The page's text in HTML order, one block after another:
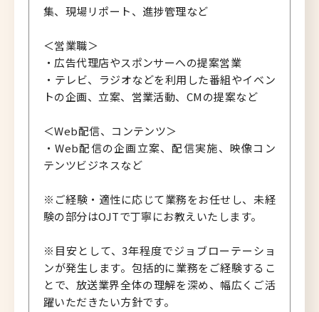
集、現場リポート、進捗管理など
＜営業職＞
・広告代理店やスポンサーへの提案営業
・テレビ、ラジオなどを利用した番組やイベン
トの企画、立案、営業活動、CMの提案など
＜Web配信、コンテンツ＞
・Web配信の企画立案、配信実施、映像コン
テンツビジネスなど
※ご経験・適性に応じて業務をお任せし、未経
験の部分はOJTで丁寧にお教えいたします。
※目安として、3年程度でジョブローテーショ
ンが発生します。包括的に業務をご経験するこ
とで、放送業界全体の理解を深め、幅広くご活
躍いただきたい方針です。